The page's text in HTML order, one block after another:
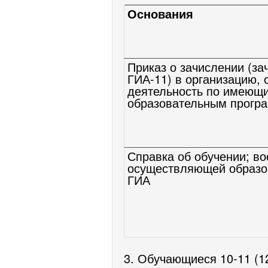
Основания
Приказ о зачислении
ГИА-11) в организацию,
деятельность по
образовательным
Справка об обучении;
осуществляющей
ГИА
3. Обучающиеся 10-11